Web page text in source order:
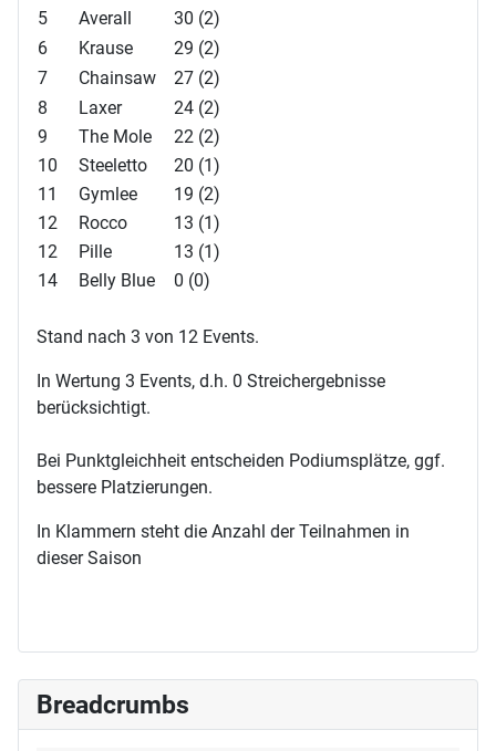
5
Averall
30 (2)
6
Krause
29 (2)
7
Chainsaw
27 (2)
8
Laxer
24 (2)
9
The Mole
22 (2)
10
Steeletto
20 (1)
11
Gymlee
19 (2)
12
Rocco
13 (1)
12
Pille
13 (1)
14
Belly Blue 0 (0)
Stand nach 3 von 12 Events.
In Wertung 3 Events, d.h. 0 Streichergebnisse
berücksichtigt.
Bei Punktgleichheit entscheiden Podiumsplätze, ggf.
bessere Platzierungen.
In Klammern steht die Anzahl der Teilnahmen in
dieser Saison
Breadcrumbs